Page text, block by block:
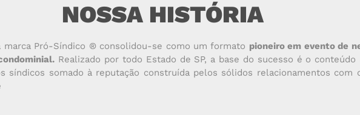
NOSSA HISTÓRIA
marca Pró-Síndico ® consolidou-se como um formato pioneiro em evento de
Realizado por todo Estado de SP, a base do sucesso é o
síndicos somado à reputação construída pelos sólidos relacionamentos com